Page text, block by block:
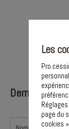
Demande de
Les
page du
cookies ».